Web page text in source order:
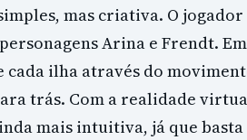
mas criativa. O jogador
Arina e Frendt.
cada ilha através do
trás. Com a realidade
mais intuitiva, já que basta